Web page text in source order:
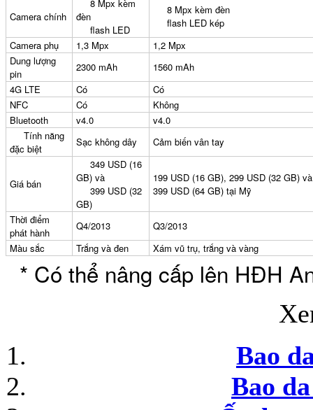
Túi đựng
Bao da Samsung
Camera chính
8 Mpx kèm
đèn
flash LED
8 Mpx kèm đèn
flash LED kép
Camera phụ
1,3 Mpx
1,2 Mpx
Dung lượng
pin
2300 mAh
1560 mAh
4G LTE
Có
Có
NFC
Có
Không
Bluetooth
v4.0
v4.0
Tính năng
đặc biệt
Sạc không dây Cảm biến vân tay
Giá bán
349 USD (16
GB) và
399 USD (32
GB)
199 USD (16 GB), 299 USD (32 GB) và
399 USD (64 GB) tại Mỹ
Thời điểm
phát hành
Q4/2013
Q3/2013
Màu sắc
Trắng và đen Xám vũ trụ, trắng và vàng
* Có thể nâng cấp lên HĐH
Bao
Bao